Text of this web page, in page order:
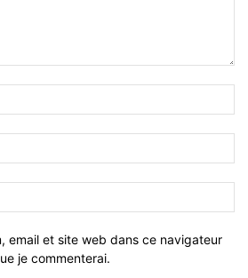
email et site web dans ce navigateur
je commenterai.